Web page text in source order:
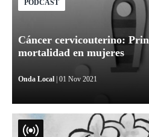
PODCAST
Cáncer cervicouterino:
mortalidad en mujeres
Onda Local | 01 Nov 2021